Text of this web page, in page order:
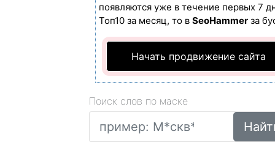
появляются уже в течение первых 7
Топ10 за месяц, то в SeoHammer за
Начать продвижение сайта
Поиск слов по маске